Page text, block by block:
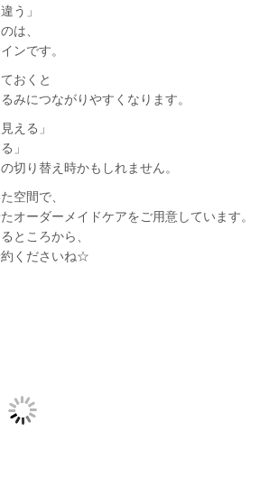
う」
は、
ンです。
おくと
みにつながりやすくなります。
える」
」
切り替え時かもしれません。
空間で、
オーダーメイドケアをご用意しています。
ところから、
約くださいね☆